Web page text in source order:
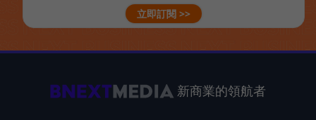
立即訂閱 >>
新商業的領航者